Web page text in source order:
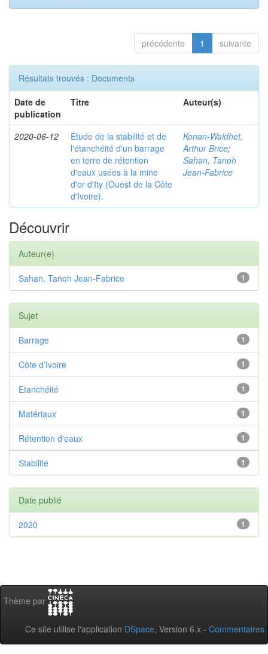
précédente 1 suivante
Résultats trouvés : Documents
Date de
publication
Titre Auteur(s)
2020-06-12
Etude de la stabilité et de
l'étanchéité d'un barrage
en terre de rétention
d'eaux usées à la mine
d'or d'Ity (Ouest de la Côte
d'Ivoire).
Konan-Waidhet,
Arthur Brice;
Sahan, Tanoh
Jean-Fabrice
Découvrir
Auteur(e)
1
Sahan, Tanoh Jean-Fabrice
Sujet
1
Barrage
1
Côte d’Ivoire
1
Etanchéité
1
Matériaux
1
Rétention d'eaux
1
Stabilité
Date publié
1
2020
Thème par
Ce site utilise l'application DSpace, Version 6.x - Commentaires